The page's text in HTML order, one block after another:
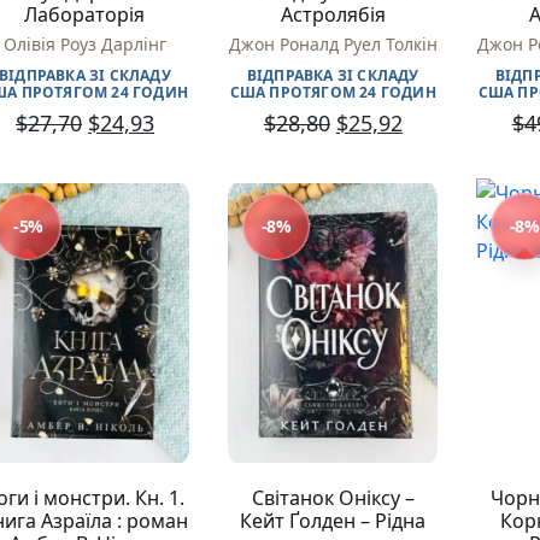
Книги для читання 10+
Вчимося читати
Прописи для дітей
Багаторазові прописи / Книги на липучках
Розмальовки та Аплікації
Розвивальні та пізнавальні книги
Навчальні книги
Книги про Україну
Християнські книги для дітей
Ігри для дітей
Різдвяні/Зимові
Вживані книги
Мій акаунт
Кошик
Бонусний рахунок
Мої замовлення
Pre-order
Мої оголошення
Лабораторія
Олівія Роуз Дарлінг
ВІДПРАВКА ЗІ СКЛАДУ
ПРОТЯГОМ 24 ГОДИН
$27,70 $24,93
Астролябія
Джон Роналд Руел Толкін
ВІДПРАВКА ЗІ СКЛАДУ
США ПРОТЯГОМ 24 ГОДИН
$28,80 $25,92
Джон
США
$
-5%
і монстри. Кн. 1.
Азраїла : роман
-8%
Світанок Оніксу –
Кейт Ґолден – Рідна
-8%